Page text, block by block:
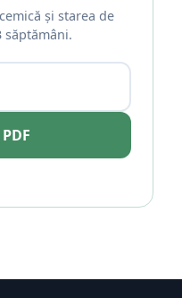
și starea de
săptămâni.